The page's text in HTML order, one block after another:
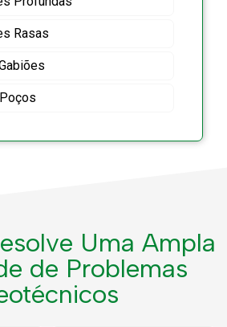
Rasas
Uma Ampla
de Problemas